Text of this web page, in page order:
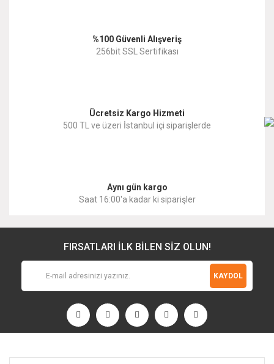
Ürün fiyatı diğer sitelerden daha pahalı.
%100 Güvenli Alışveriş
256bit SSL Sertifikası
Ücretsiz Kargo Hizmeti
500 TL ve üzeri İstanbul içi siparişlerde
Aynı gün kargo
Saat 16:00'a kadar ki siparişler
FIRSATLARI İLK BİLEN SİZ OLUN!
KAYDOL